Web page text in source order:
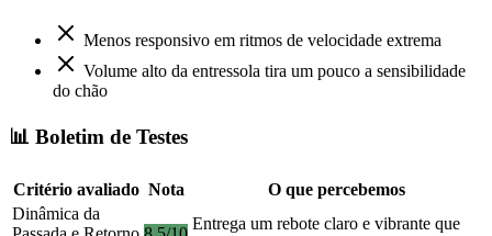
Menos responsivo em ritmos de velocidade extrema
Volume alto da entressola tira um pouco a sensibilidade
do chão
📊 Boletim de Testes
Critério avaliado Nota
O que percebemos
Dinâmica da
Entrega um rebote claro e vibrante que